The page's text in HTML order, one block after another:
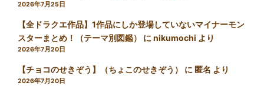
2026年7月25日
【全ドラクエ作品】1作品にしか登場していないマイナーモン
スターまとめ！（テーマ別図鑑）
にnikumochi より
2026年7月20日
【チョコのせきぞう】（ちょこのせきぞう） に 匿名 より
2026年7月20日